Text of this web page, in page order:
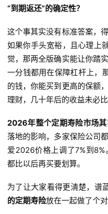
“到期返还”的确定性？
这个事其实没有标准答案，
如果你手头宽裕，且心理上
觉，那两全版确实能让你踏
一分钱都用在保障杠杆上
的钱，你能买到更高的保额
理财，几十年后的收益未必比
2026年整个定期寿险市场
落地的影响，多家保险公司
爱2026价格上调了7%到
都比以后再买要划算。
为了让大家看得更清楚，谱
的定期寿险放在一起做了个对